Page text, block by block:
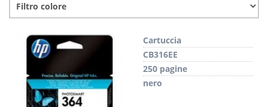
Cartuccia
CB316EE
250 pagine
nero